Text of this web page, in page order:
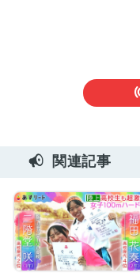
関連記事